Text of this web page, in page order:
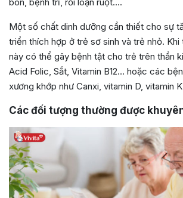
Một số chất dinh dưỡng cần thiết cho sự
triển thích hợp ở trẻ sơ sinh và trẻ nhỏ. Khi
này có thể gây bệnh tật cho trẻ trên thần
Acid Folic, Sắt, Vitamin B12… hoặc các
xương khớp như Canxi, vitamin D, vitamin
Các đối tượng thường được